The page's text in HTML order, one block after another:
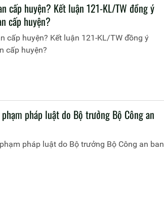
cấp huyện? Kết luận 121-KL/TW đồng ý
cấp huyện?
cấp huyện? Kết luận 121-KL/TW đồng ý
cấp huyện?
pháp luật do Bộ trưởng Bộ Công an
pháp luật do Bộ trưởng Bộ Công an ban